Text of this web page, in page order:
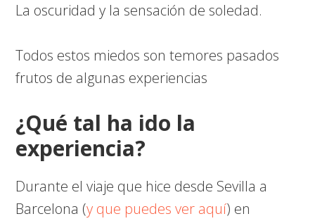
La oscuridad y la sensación de soledad.
Todos estos miedos son temores pasados
frutos de algunas experiencias
¿Qué tal ha ido la
experiencia?
Durante el viaje que hice desde Sevilla a
Barcelona (y que puedes ver aquí) en